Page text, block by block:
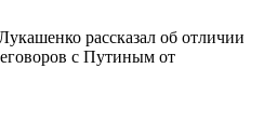
рассказал об отличии
с Путиным от